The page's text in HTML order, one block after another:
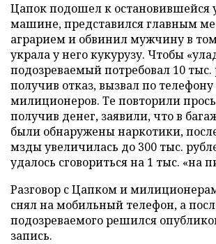
Цапок подошел к остановившейся
машине, представился главным
аграрием и обвинил мужчину в
украла у него кукурузу. Чтобы
подозреваемый потребовал 10 тыс.
получив отказ, вызвал по телефону
милиционеров. Те повторили
получив денег, заявили, что в
были обнаружены наркотики,
мзды увеличилась до 300 тыс.
удалось сговориться на 1 тыс. «на
Разговор с Цапком и
снял на мобильный телефон, а
подозреваемого решился
запись.